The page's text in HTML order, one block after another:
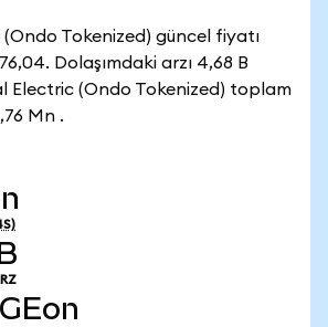
Tokenized) güncel fiyatı
Dolaşımdaki arzı 4,68 B
Electric (Ondo Tokenized) toplam
Mn .
GEon